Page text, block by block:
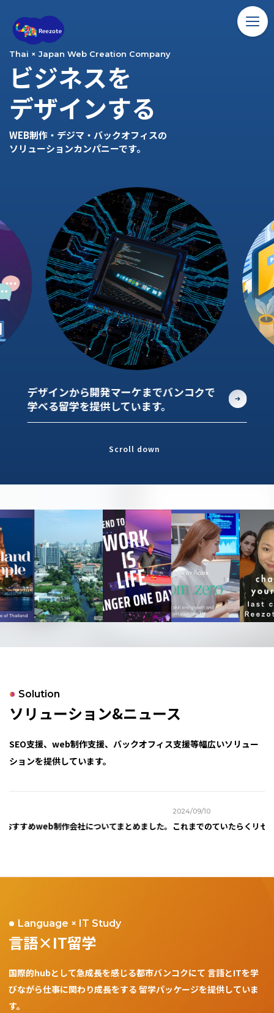
ホーム
ソリューション
バンコク留学
コラム
Thai × Japan Web Creation Company
ビジネスを
デザインする
WEB制作・デジマ・バックオフィスの
ソリューションカンパニーです。
デザインから開発マーケまでバンコクで
学べる留学を提供しています。
Scroll down
Solution
ソリューション&ニュース
SEO支援、web制作支援、バックオフィス支援等幅広いソリュー
ションを提供しています。
すすめweb制作会社についてまとめました。
2024/09/10
これまでのていたらくリセッ
Language × IT Study
言語×IT留学
国際的hubとして急成長を感じる都市バンコクにて 言語とITを学
びながら仕事に関わり成長をする 留学パッケージを提供していま
す。